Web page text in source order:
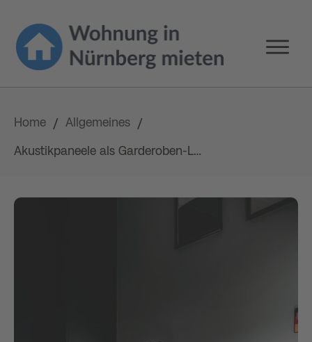
Home / Allgemeines /
Akustikpaneele als Garderoben-Lösung: Funktionalität trifft Design